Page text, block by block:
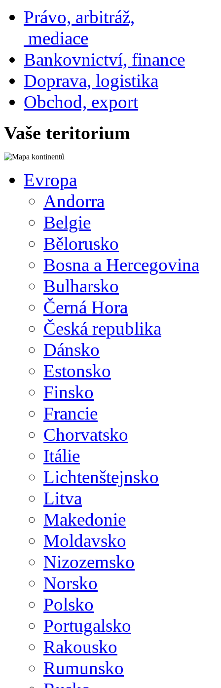
Právo, arbitráž,
mediace
Bankovnictví, finance
Doprava, logistika
Obchod, export
Vaše teritorium
Evropa
Andorra
Belgie
Bělorusko
Bosna a Hercegovina
Bulharsko
Černá Hora
Česká republika
Dánsko
Estonsko
Finsko
Francie
Chorvatsko
Itálie
Lichtenštejnsko
Litva
Makedonie
Moldavsko
Nizozemsko
Norsko
Polsko
Portugalsko
Rakousko
Rumunsko